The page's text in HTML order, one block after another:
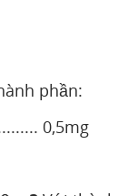
phần:
0,5mg